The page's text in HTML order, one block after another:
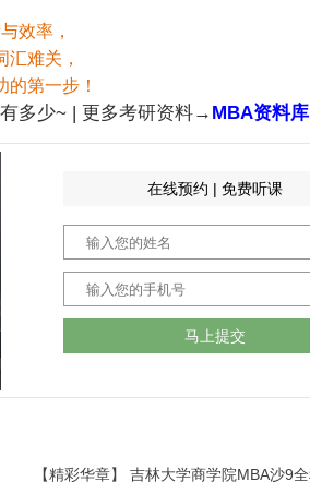
效率，
汇难关，
的第一步！
多少~ | 更多考研资料→ MBA资料库
在线预约 | 免费听课
马上提交